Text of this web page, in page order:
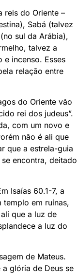
reis do Oriente –
Sabá (talvez
sul da Arábia),
talvez a
e incenso. Esses
relação entre
do Oriente vão
rei dos judeus”.
com um novo e
não é ali que
que a estrela-guia
encontra, deitado
Isaías 60.1-7, a
templo em ruínas,
que a luz de
a luz do
de Mateus.
glória de Deus se